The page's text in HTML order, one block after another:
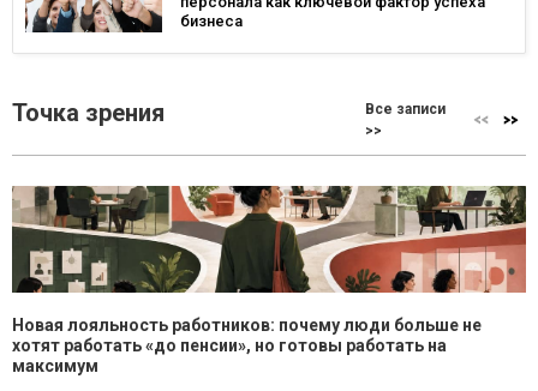
бизнеса
Точка зрения
Все записи
>>
Новая лояльность работников: почему люди больше не
хотят работать «до пенсии», но готовы работать на
максимум